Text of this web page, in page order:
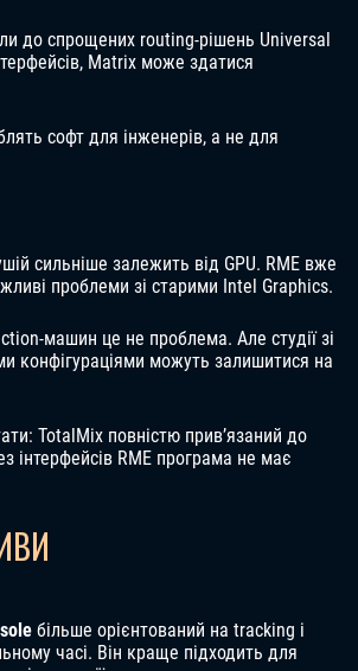
до спрощених routing-рішень Universal
Matrix може здатися
софт для інженерів, а не для
сильніше залежить від GPU. RME вже
проблеми зі старими Intel Graphics.
машин це не проблема. Але студії зі
конфігураціями можуть залишитися на
TotalMix повністю прив’язаний до
інтерфейсів RME програма не має
більше орієнтований на tracking і
часі. Він краще підходить для